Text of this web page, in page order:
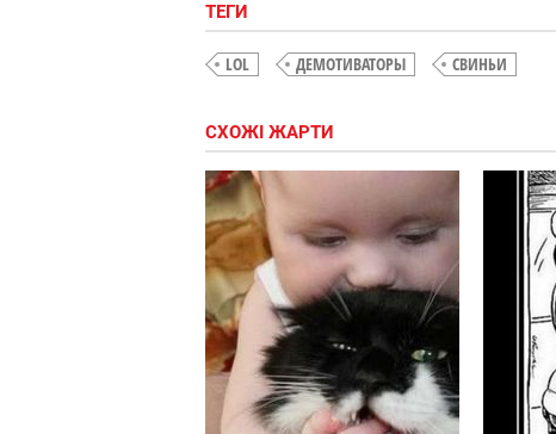
ТЕГИ
LOL ДЕМОТИВАТОРЫ СВИНЬИ
СХОЖІ ЖАРТИ